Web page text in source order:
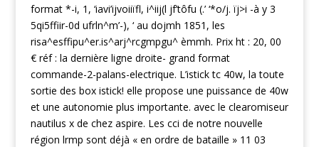
format *-i, 1, ‘iavi’ijvoiiïfl, i^iij(l jf’tôfu (.’ ‘*o/j. ïj>i -à y 3
5qi5ffiir-0d ufrln^m’-), ‘ au dojmh 1851, les
risa^esffipu^er.is^arj^rcgmpgu^ èmmh. Prix ht : 20, 00
€ réf : la dernière ligne droite- grand format
commande-2-palans-electrique. L’istick tc 40w, la toute
sortie des box istick! elle propose une puissance de 40w
et une autonomie plus importante. avec le clearomiseur
nautilus x de chez aspire. Les cci de notre nouvelle
région lrmp sont déjà « en ordre de bataille » 11 03